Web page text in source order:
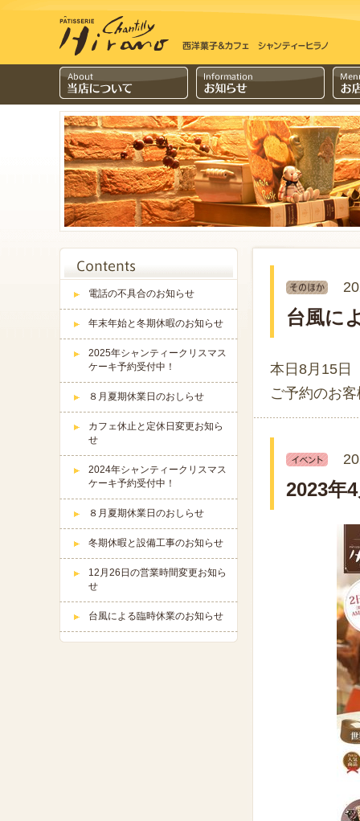
電話の不具合のお知らせ
年末年始と冬期休暇のお知らせ
2025年シャンティークリスマス
ケーキ予約受付中！
８月夏期休業日のおしらせ
カフェ休止と定休日変更お知ら
せ
2024年シャンティークリスマス
ケーキ予約受付中！
８月夏期休業日のおしらせ
冬期休暇と設備工事のお知らせ
12月26日の営業時間変更お知ら
せ
台風による臨時休業のお知らせ
台風に
本日8月15日
ご予約のお
2023年